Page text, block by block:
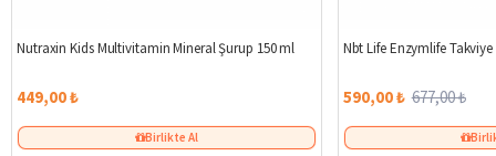
Nutraxin Kids Multivitamin Mineral Şurup 150 ml
449,00 ₺
Birlikte Al
Nbt Life Enzymlife Takviye
590,00 ₺ 677,00 ₺